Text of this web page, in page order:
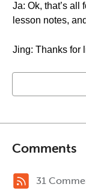
Ja: Ok, that’s all
lesson notes,
Jing: Thanks for
Comments
31